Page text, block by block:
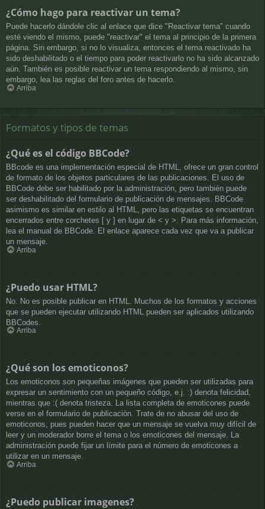
¿Cómo hago para reactivar un tema?
Puede hacerlo dándole clic al enlace que dice "Reactivar tema" cuando
esté viendo el mismo, puede "reactivar" el tema al principio de la primera
página. Sin embargo, si no lo visualiza, entonces el tema reactivado ha
sido deshabilitado o el tiempo para poder reactivarlo no ha sido alcanzado
aún. También es posible reactivar un tema respondiendo al mismo, sin
embargo, lea las reglas del foro antes de hacerlo.
Arriba
Formatos y tipos de temas
¿Qué es el código BBCode?
BBcode es una implementación especial de HTML, ofrece un gran control
de formato de los objetos particulares de las publicaciones. El uso de
BBCode debe ser habilitado por la administración, pero también puede
ser deshabilitado del formulario de publicación de mensajes. BBCode
asimismo es similar en estilo al HTML, pero las etiquetas se encuentran
encerrados entre corchetes [ y ] en lugar de < y >. Para más información,
lea el manual de BBCode. El enlace aparece cada vez que va a publicar
un mensaje.
Arriba
¿Puedo usar HTML?
No. No es posible publicar en HTML. Muchos de los formatos y acciones
que se pueden ejecutar utilizando HTML pueden ser aplicados utilizando
BBCodes.
Arriba
¿Qué son los emoticonos?
Los emoticonos son pequeñas imágenes que pueden ser utilizadas para
expresar un sentimiento con un pequeño código, e.j. :) denota felicidad,
mientras que :( denota tristeza. La lista completa de emoticones puede
verse en el formulario de publicación. Trate de no abusar del uso de
emoticonos, pues pueden hacer que un mensaje se vuelva muy difícil de
leer y un moderador borre el tema o los emoticones del mensaje. La
administración puede fijar un límite para el número de emoticones a
utilizar en un mensaje.
Arriba
¿Puedo publicar imagenes?